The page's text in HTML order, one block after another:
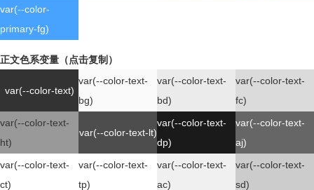
var(--color-
primary-fg)
正文色系变量（点击复制）
var(--color-text)
var(--color-text-
bg)
var(--color-text-
bd)
var(--color-text-
fc)
var(--color-text-
ht)
var(--color-text-lt)
var(--color-text-
dp)
var(--color-text-
aj)
var(--color-text-
ct)
var(--color-text-
tp)
var(--color-text-
ac)
var(--color-text-
sd)